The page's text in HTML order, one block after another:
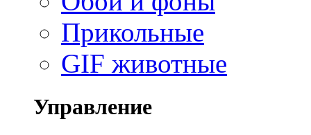
Прикольные
GIF животные
Управление